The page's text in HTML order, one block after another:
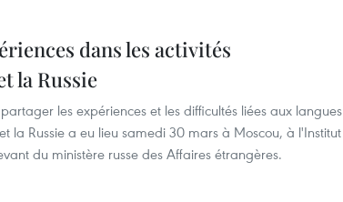
dans les activités
la Russie
les expériences et les difficultés liées aux langues
la Russie a eu lieu samedi 30 mars à Moscou, à l'Institut
du ministère russe des Affaires étrangères.